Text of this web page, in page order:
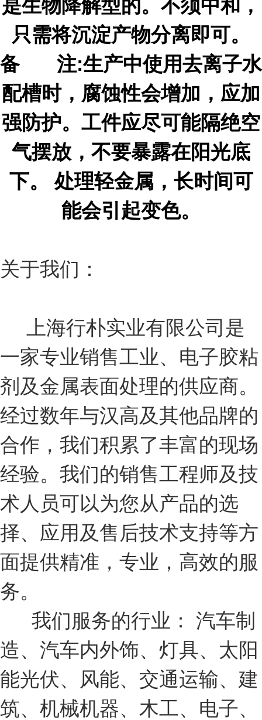
是生物降解型的。不须中和，
只需将沉淀产物分离即可。
备 注:生产中使用去离子水
配槽时，腐蚀性会增加，应加
强防护。工件应尽可能隔绝空
气摆放，不要暴露在阳光底
下。 处理轻金属 ， 长时间可
能会引起变色。
关于我们：
上海行朴实业有限公司是
一家专业销售工业、电子胶粘
剂及金属表面处理的供应商。
经过数年与汉高及其他品牌的
合作，我们积累了丰富的现场
经验。我们的销售工程师及技
术人员可以为您从产品的选
择、应用及售后技术支持等方
面提供精准，专业，高效的服
务。
我们服务的行业： 汽车制
造、汽车内外饰、灯具、太阳
能光伏、风能、交通运输、建
筑、机械机器、木工、电子、